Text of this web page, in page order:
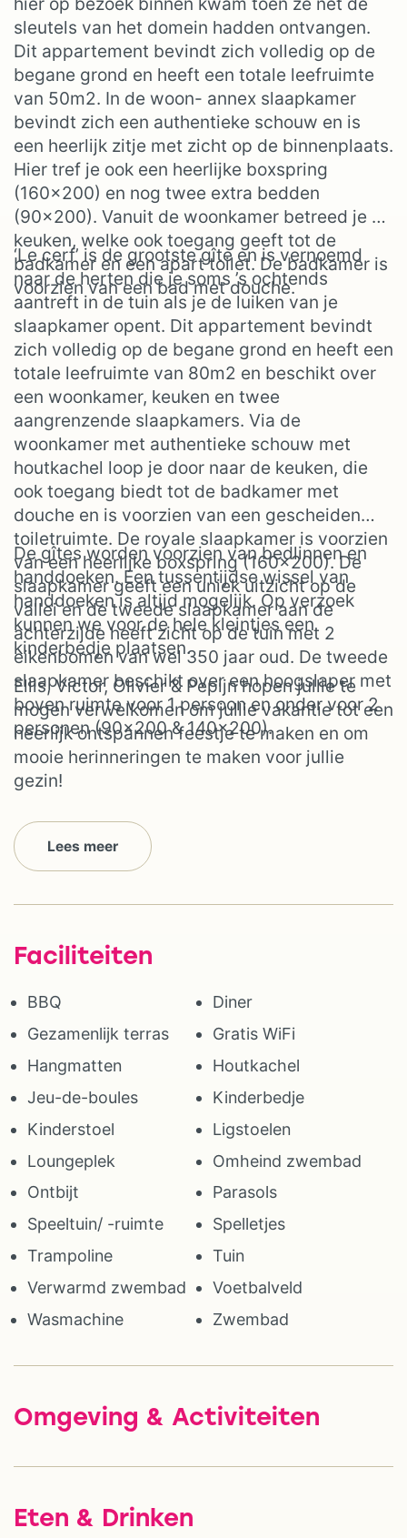
sleutels van het domein hadden ontvangen.
Dit appartement bevindt zich volledig op de
begane grond en heeft een totale leefruimte
van 50m2. In de woon- annex slaapkamer
bevindt zich een authentieke schouw en is
een heerlijk zitje met zicht op de binnenplaats.
Hier tref je ook een heerlijke boxspring
(160×200) en nog twee extra bedden
(90×200). Vanuit de woonkamer betreed je de
keuken, welke ook toegang geeft tot de
badkamer en een apart toilet. De badkamer is
voorzien van een bad met douche.
‘Le cerf’ is de grootste gîte en is vernoemd
naar de herten die je soms ’s ochtends
aantreft in de tuin als je de luiken van je
slaapkamer opent. Dit appartement bevindt
zich volledig op de begane grond en heeft een
totale leefruimte van 80m2 en beschikt over
een woonkamer, keuken en twee
aangrenzende slaapkamers. Via de
woonkamer met authentieke schouw met
houtkachel loop je door naar de keuken, die
ook toegang biedt tot de badkamer met
douche en is voorzien van een gescheiden
toiletruimte. De royale slaapkamer is voorzien
van een heerlijke boxspring (160×200). De
slaapkamer geeft een uniek uitzicht op de
vallei en de tweede slaapkamer aan de
achterzijde heeft zicht op de tuin met 2
eikenbomen van wel 350 jaar oud. De tweede
slaapkamer beschikt over een hoogslaper met
boven ruimte voor 1 persoon en onder voor 2
personen (90×200 & 140×200).
De gîtes worden voorzien van bedlinnen en
handdoeken. Een tussentijdse wissel van
handdoeken is altijd mogelijk. Op verzoek
kunnen we voor de hele kleintjes een
kinderbedje plaatsen.
Ellis, Victor, Olivier & Pepijn hopen jullie te
mogen verwelkomen om jullie vakantie tot een
heerlijk ontspannen feestje te maken en om
mooie herinneringen te maken voor jullie
gezin!
Lees meer
Faciliteiten
BBQ
Diner
Gezamenlijk terras
Gratis WiFi
Hangmatten
Houtkachel
Jeu-de-boules
Kinderbedje
Kinderstoel
Ligstoelen
Loungeplek
Omheind zwembad
Ontbijt
Parasols
Speeltuin/ -ruimte
Spelletjes
Trampoline
Tuin
Verwarmd zwembad
Voetbalveld
Wasmachine
Zwembad
Omgeving & Activiteiten
Eten & Drinken